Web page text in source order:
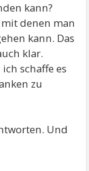
kann?
denen man
kann. Das
klar.
schaffe es
zu
Und